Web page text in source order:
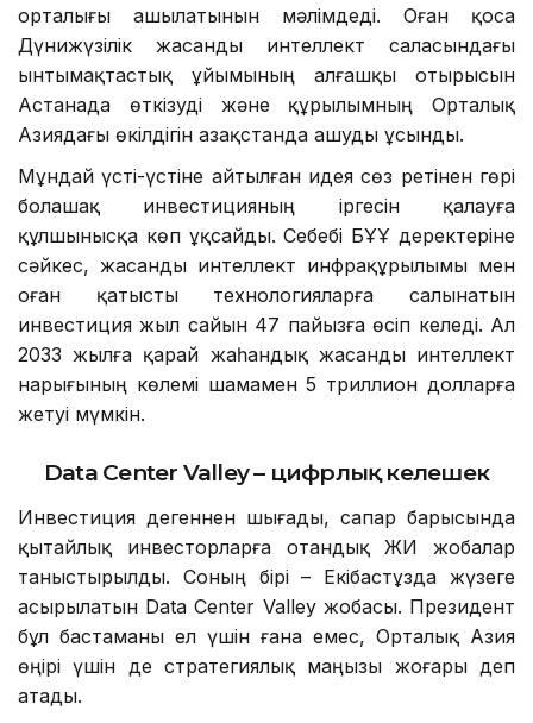
орталығы ашылатынын мәлімдеді. Оған қоса
Дүнижүзілік жасанды интеллект саласындағы
ынтымақтастық ұйымының алғашқы отырысын
Астанада өткізуді және құрылымның Орталық
Азиядағы өкілдігін Қазақстанда ашуды ұсынды.
Мұндай үсті-үстіне айтылған идея сөз ретінен гөрі
болашақ инвестицияның іргесін қалауға
құлшынысқа көп ұқсайды. Себебі БҰҰ деректеріне
сәйкес, жасанды интеллект инфрақұрылымы мен
оған қатысты технологияларға салынатын
инвестиция жыл сайын 47 пайызға өсіп келеді. Ал
2033 жылға қарай жаһандық жасанды интеллект
нарығының көлемі шамамен 5 триллион долларға
жетуі мүмкін.
Data Center Valley – цифрлық келешек
Инвестиция дегеннен шығады, сапар барысында
қытайлық инвесторларға отандық ЖИ жобалар
таныстырылды. Соның бірі – Екібастұзда жүзеге
асырылатын Data Center Valley жобасы. Президент
бұл бастаманы ел үшін ғана емес, Орталық Азия
өңірі үшін де стратегиялық маңызы жоғары деп
атады.